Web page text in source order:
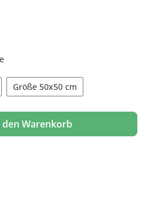
Größe 50x50 cm
oder benutze die Schaltflächen um die
den Warenkorb